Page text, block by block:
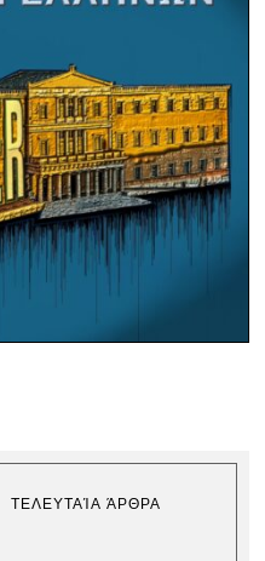
ΤΕΛΕΥΤΑΊΑ ΆΡΘΡΑ